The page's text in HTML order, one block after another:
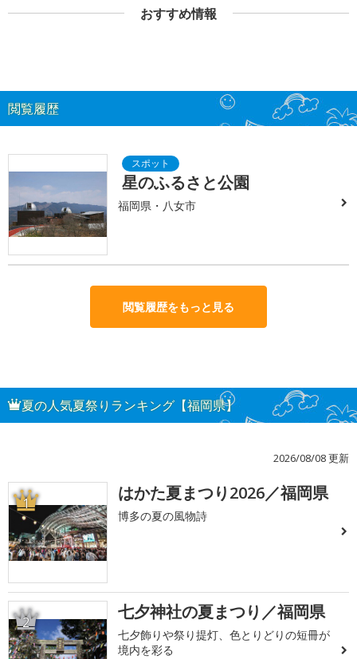
おすすめ情報
閲覧履歴
星のふるさと公園
福岡県・八女市
閲覧履歴をもっと見る
夏の人気夏祭りランキング【福岡県】
2026/08/08 更新
1 はかた夏まつり2026／福岡県
博多の夏の風物詩
2 七夕神社の夏まつり／福岡県
七夕飾りや祭り提灯、色とりどりの短冊が
境内を彩る